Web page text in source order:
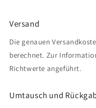
Versand
Die genauen
berechnet. Zur
Richtwerte angeführt.
Umtausch und